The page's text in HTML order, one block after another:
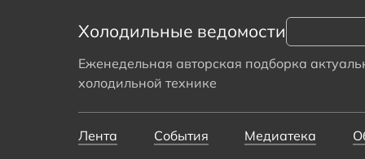
Холодильные ведомости
Еженедельная авторская подборка
холодильной технике
Лента События Медиатека